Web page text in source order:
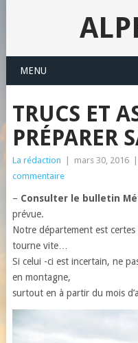
MENU
TRUCS ET
PRÉPARER
La rédaction mars 30, 2016
commentaire
– Consulter le bulletin
prévue.
Notre département est
tourne vite…
Si celui -ci est incertain, ne
en montagne,
surtout en à partir du mois